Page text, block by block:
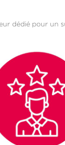
dédié pour un